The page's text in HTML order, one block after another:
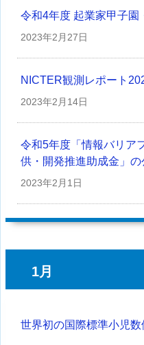
令和4年度 起業家甲子園
2023年2月27日
NICTER観測レポート
2023年2月14日
令和5年度「情報バリア
供・開発推進助成金」の
2023年2月1日
1月
世界初の国際標準小児